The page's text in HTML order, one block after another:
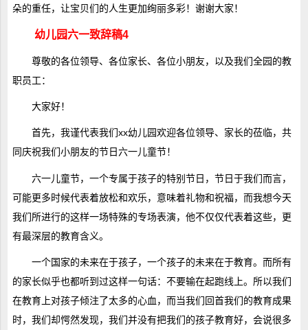
朵的重任，让宝贝们的人生更加绚丽多彩！谢谢大家！
幼儿园六一致辞稿4
尊敬的各位领导、各位家长、各位小朋友，以及我们全园的教
职员工：
大家好！
首先，我谨代表我们xx幼儿园欢迎各位领导、家长的莅临，共
同庆祝我们小朋友的节日六一儿童节！
六一儿童节，一个专属于孩子的特别节日，节日于我们而言，
可能更多时候代表着放松和欢乐，意味着礼物和祝福，而我想今天
我们所进行的这样一场特殊的专场表演，他不仅仅代表着这些，更
有最深层的教育含义。
一个国家的未来在于孩子，一个孩子的未来在于教育。而所有
的家长似乎也都听到过这样一句话：不要输在起跑线上。所以我们
在教育上对孩子倾注了太多的心血，而当我们回首我们的教育成果
时，我们却愕然发现，我们并没有把我们的孩子教育好，会说很多